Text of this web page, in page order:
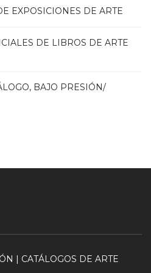
EXPOSICIONES DE ARTE
DE LIBROS DE ARTE
BAJO PRESIÓN/
| CATÁLOGOS DE ARTE